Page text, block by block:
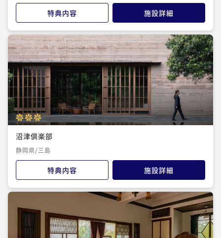
特典内容 施設詳細
沼津倶楽部
静岡県/三島
特典内容 施設詳細